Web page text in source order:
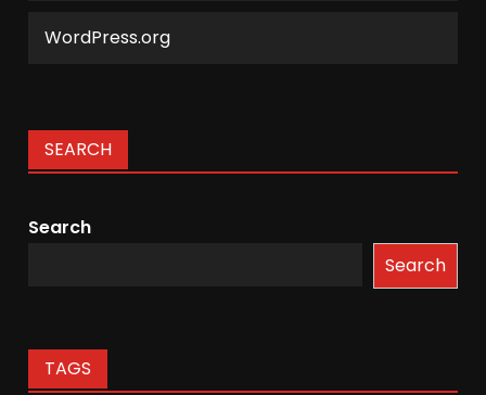
WordPress.org
SEARCH
Search
Search
TAGS